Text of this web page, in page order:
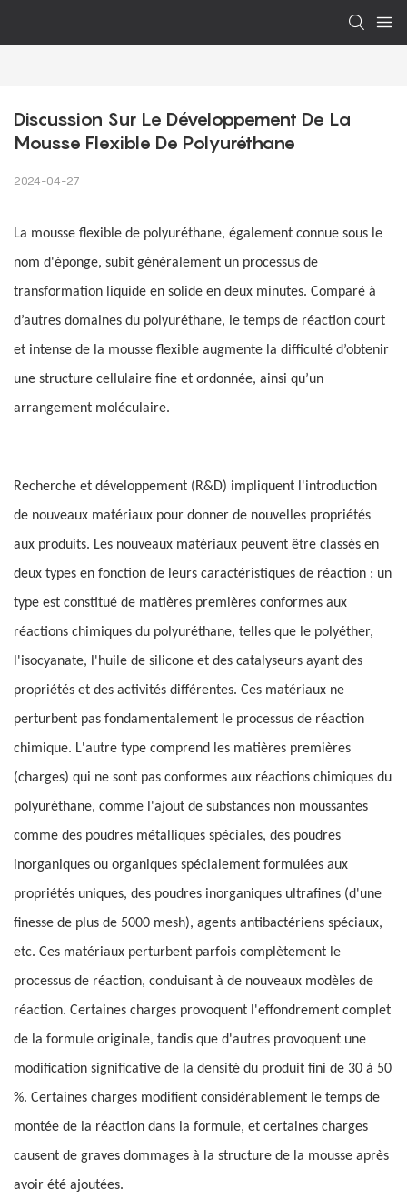
Discussion Sur Le Développement De La
Mousse Flexible De Polyuréthane
2024-04-27
La mousse flexible de polyuréthane, également connue sous le
nom d'éponge, subit généralement un processus de
transformation liquide en solide en deux minutes. Comparé à
d’autres domaines du polyuréthane, le temps de réaction court
et intense de la mousse flexible augmente la difficulté d’obtenir
une structure cellulaire fine et ordonnée, ainsi qu’un
arrangement moléculaire.
Recherche et développement (R&D) impliquent l'introduction
de nouveaux matériaux pour donner de nouvelles propriétés
aux produits. Les nouveaux matériaux peuvent être classés en
deux types en fonction de leurs caractéristiques de réaction : un
type est constitué de matières premières conformes aux
réactions chimiques du polyuréthane, telles que le polyéther,
l'isocyanate, l'huile de silicone et des catalyseurs ayant des
propriétés et des activités différentes. Ces matériaux ne
perturbent pas fondamentalement le processus de réaction
chimique. L'autre type comprend les matières premières
(charges) qui ne sont pas conformes aux réactions chimiques du
polyuréthane, comme l'ajout de substances non moussantes
comme des poudres métalliques spéciales, des poudres
inorganiques ou organiques spécialement formulées aux
propriétés uniques, des poudres inorganiques ultrafines (d'une
finesse de plus de 5000 mesh), agents antibactériens spéciaux,
etc. Ces matériaux perturbent parfois complètement le
processus de réaction, conduisant à de nouveaux modèles de
réaction. Certaines charges provoquent l'effondrement complet
de la formule originale, tandis que d'autres provoquent une
modification significative de la densité du produit fini de 30 à 50
%. Certaines charges modifient considérablement le temps de
montée de la réaction dans la formule, et certaines charges
causent de graves dommages à la structure de la mousse après
avoir été ajoutées.